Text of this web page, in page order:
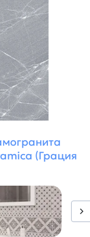
(Грация